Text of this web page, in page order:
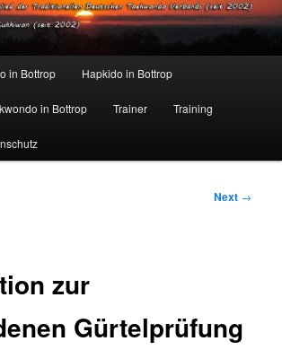
in Bottrop Hapkido in Bottrop
in Bottrop Trainer Training
Next →
zur
Gürtelprüfung